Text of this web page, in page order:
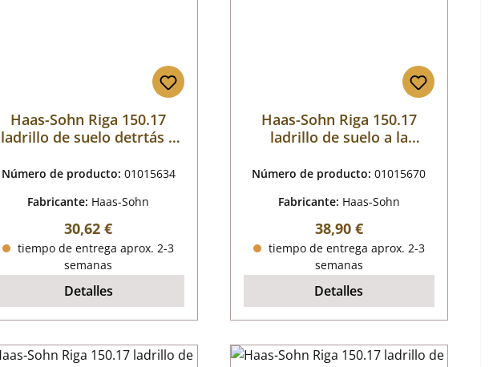
Haas-Sohn Riga 150.17
ladrillo de suelo detrtás a
Número de producto: 01015634
Fabricante: Haas-Sohn
Precio normal:
30,62 €
tiempo de entrega aprox. 2-3
semanas
Detalles
Haas-Sohn Riga 150.17
ladrillo de suelo a la
Número de producto:01015670
Fabricante: Haas-Sohn
Precio normal:
38,90 €
tiempo de entrega aprox. 2-3
semanas
Detalles